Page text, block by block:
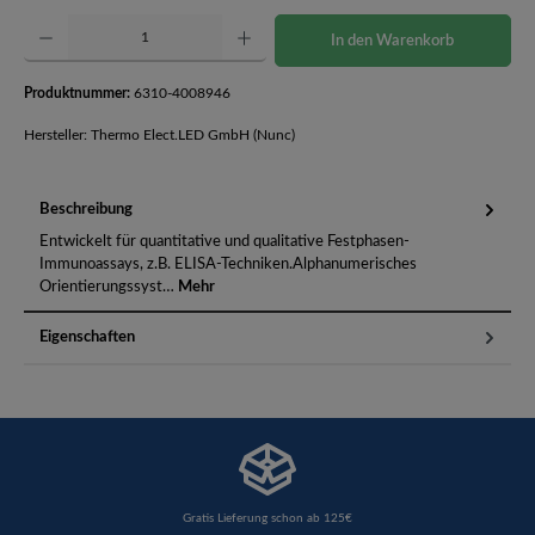
Produkt Anzahl: Gib den gewünschten Wert ein oder benutze die Schaltflächen um die
In den Warenkorb
Produktnummer: 6310-4008946
Hersteller: Thermo Elect.LED GmbH (Nunc)
Beschreibung
Entwickelt für quantitative und qualitative Festphasen-
Immunoassays, z.B. ELISA-Techniken.Alphanumerisches
Orientierungssyst… Mehr
Eigenschaften
Gratis Lieferung schon ab 125€